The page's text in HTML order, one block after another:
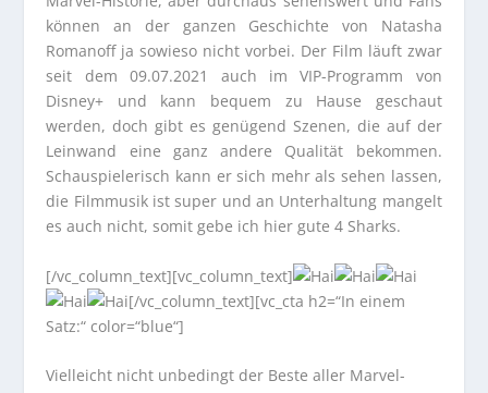
können an der ganzen Geschichte von Natasha
Romanoff ja sowieso nicht vorbei. Der Film läuft zwar
seit dem 09.07.2021 auch im VIP-Programm von
Disney+ und kann bequem zu Hause geschaut
werden, doch gibt es genügend Szenen, die auf der
Leinwand eine ganz andere Qualität bekommen.
Schauspielerisch kann er sich mehr als sehen lassen,
die Filmmusik ist super und an Unterhaltung mangelt
es auch nicht, somit gebe ich hier gute 4 Sharks.
[/vc_column_text][vc_column_text]
[/vc_column_text][vc_cta h2=“In einem
Satz:“ color=“blue“]
Vielleicht nicht unbedingt der Beste aller Marvel-